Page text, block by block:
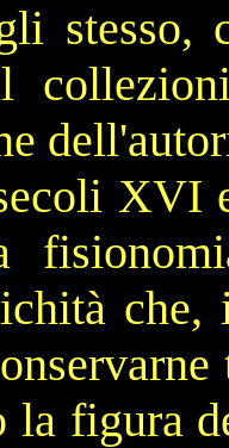
stesso,
XVI
che,
la figura